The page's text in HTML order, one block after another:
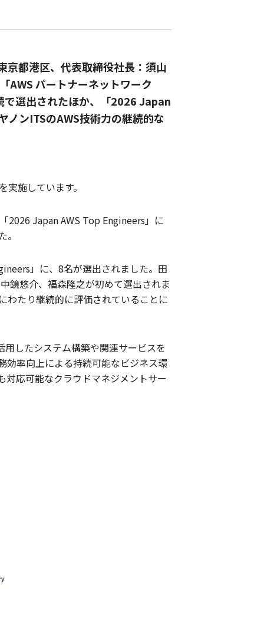
京都港区、代表取締役社長：須山
AWS パートナーネットワーク
選出されたほか、「2026 Japan
ンITSのAWS技術力の継続的な
施しています。
2026 Japan AWS Top Engineers」に
」に、8名が選出されました。田
鏡悠介、福森隆之が初めて選出されま
わたり継続的に評価されていることに
したシステム構築や関連サービスを
効率向上による持続可能なビジネス環
対応可能なクラウドマネジメントサー